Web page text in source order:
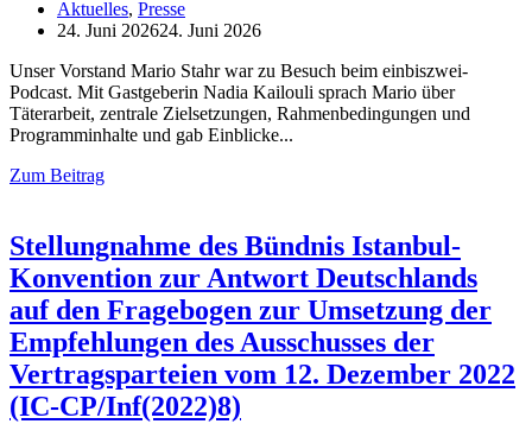
Aktuelles, Presse
24. Juni 202624. Juni 2026
Unser Vorstand Mario Stahr war zu Besuch beim einbiszwei-
Podcast. Mit Gastgeberin Nadia Kailouli sprach Mario über
Täterarbeit, zentrale Zielsetzungen, Rahmenbedingungen und
Programminhalte und gab Einblicke
Zum Beitrag
Stellungnahme des Bündnis Istanbul-
Konvention zur Antwort Deutschlands
auf den Fragebogen zur Umsetzung der
Empfehlungen des Ausschusses der
Vertragsparteien vom 12. Dezember 2022
(IC-CP/Inf(2022)8)